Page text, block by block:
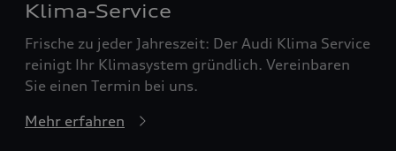
Klima-Service
Frische zu jeder Jahreszeit: Der Audi Klima Service
reinigt Ihr Klimasystem gründlich. Vereinbaren
Sie einen Termin bei uns.
Mehr erfahren